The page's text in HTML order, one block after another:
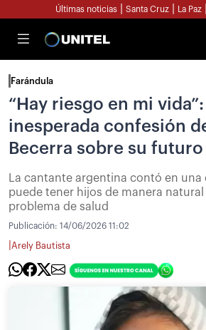
Últimas noticias Santa Cruz La Paz
Farándula
“Hay riesgo en mi vida”:
inesperada confesión
Becerra sobre su futuro
La cantante argentina contó en
puede tener hijos de manera
problema de salud
Publicación: 14/06/2026 11:02
Arely Bautista